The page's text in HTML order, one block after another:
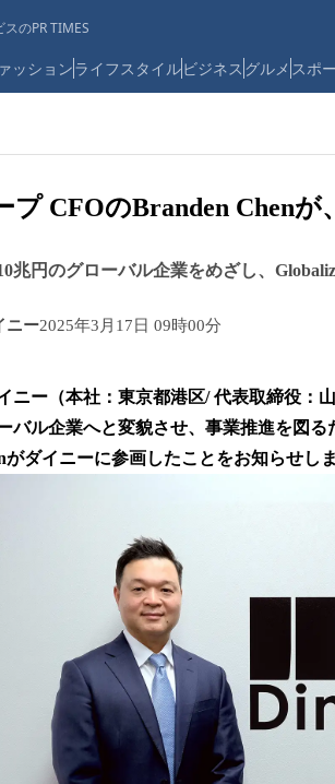
のPR TIMES
ッションライフスタイルビジネス グルメ スポ
プ CFOのBranden Chen
兆円のグローバル企業をめざし、
ニー2025年3月17日 09時00分
ニー（本社：東京都港区/ 代表取締役：
バル企業へと変貌させ、事業推進を図
がダイニーに参画したことをお知らせしま